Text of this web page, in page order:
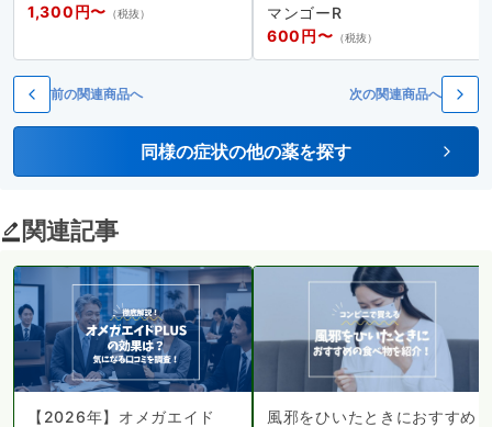
1,300円〜 （税抜）
マンゴーR
600円〜 （税抜）
前の関連商品へ 次の関連商品へ
同様の症状の他の薬を探す
関連記事
【2026年】オメガエイド
風邪をひいたときにおすすめ